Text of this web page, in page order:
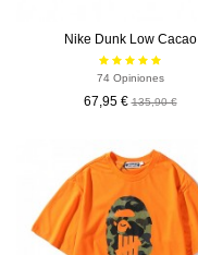
Nike Dunk Low Cacao
74 Opiniones
67,95 € 135,90 €